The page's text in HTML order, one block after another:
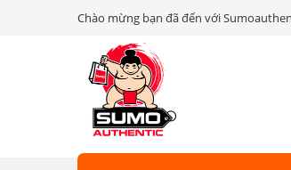
Chào mừng bạn đã đến với